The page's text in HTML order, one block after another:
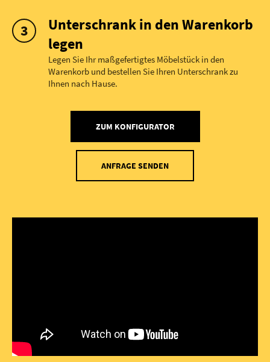
Unterschrank in den Warenkorb
legen
Legen Sie Ihr maßgefertigtes Möbelstück in den
Warenkorb und bestellen Sie Ihren Unterschrank zu
Ihnen nach Hause.
ZUM KONFIGURATOR
ANFRAGE SENDEN